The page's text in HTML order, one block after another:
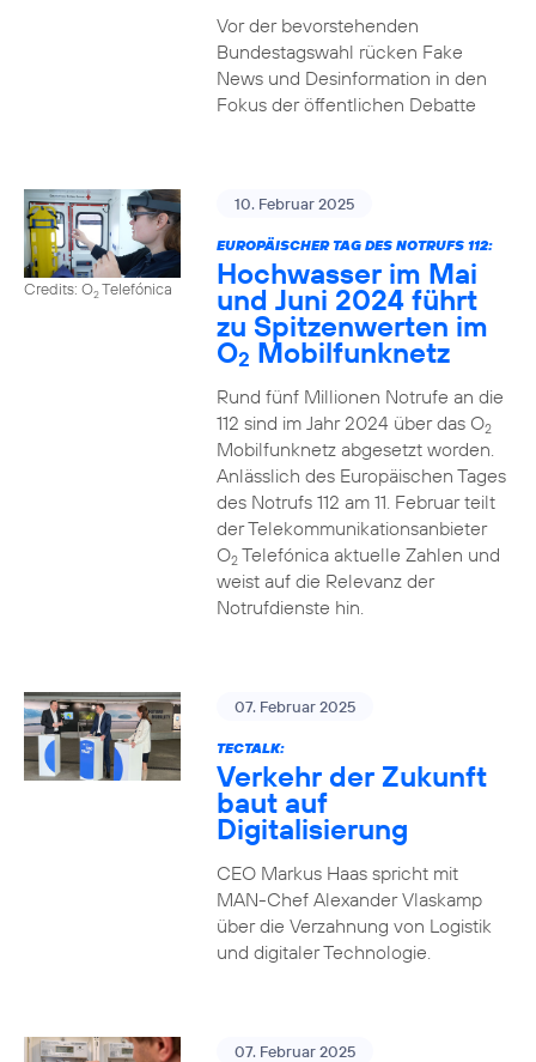
Vor der bevorstehenden
Bundestagswahl rücken Fake
News und Desinformation in den
Fokus der öffentlichen Debatte
Credits: O2Telefónica
10. Februar 2025
EUROPÄISCHER TAG DES NOTRUFS 112:
Hochwasser im Mai
und Juni 2024 führt
zu Spitzenwerten im
O2 Mobilfunknetz
Rund fünf Millionen Notrufe an die
112 sind im Jahr 2024 über das O2
Mobilfunknetz abgesetzt worden.
Anlässlich des Europäischen Tages
des Notrufs 112 am 11. Februar teilt
der Telekommunikationsanbieter
O2Telefónica aktuelle Zahlen und
weist auf die Relevanz der
Notrufdienste hin.
07. Februar 2025
TECTALK:
Verkehr der Zukunft
baut auf
Digitalisierung
CEO Markus Haas spricht mit
MAN-Chef Alexander Vlaskamp
über die Verzahnung von Logistik
und digitaler Technologie.
07. Februar 2025